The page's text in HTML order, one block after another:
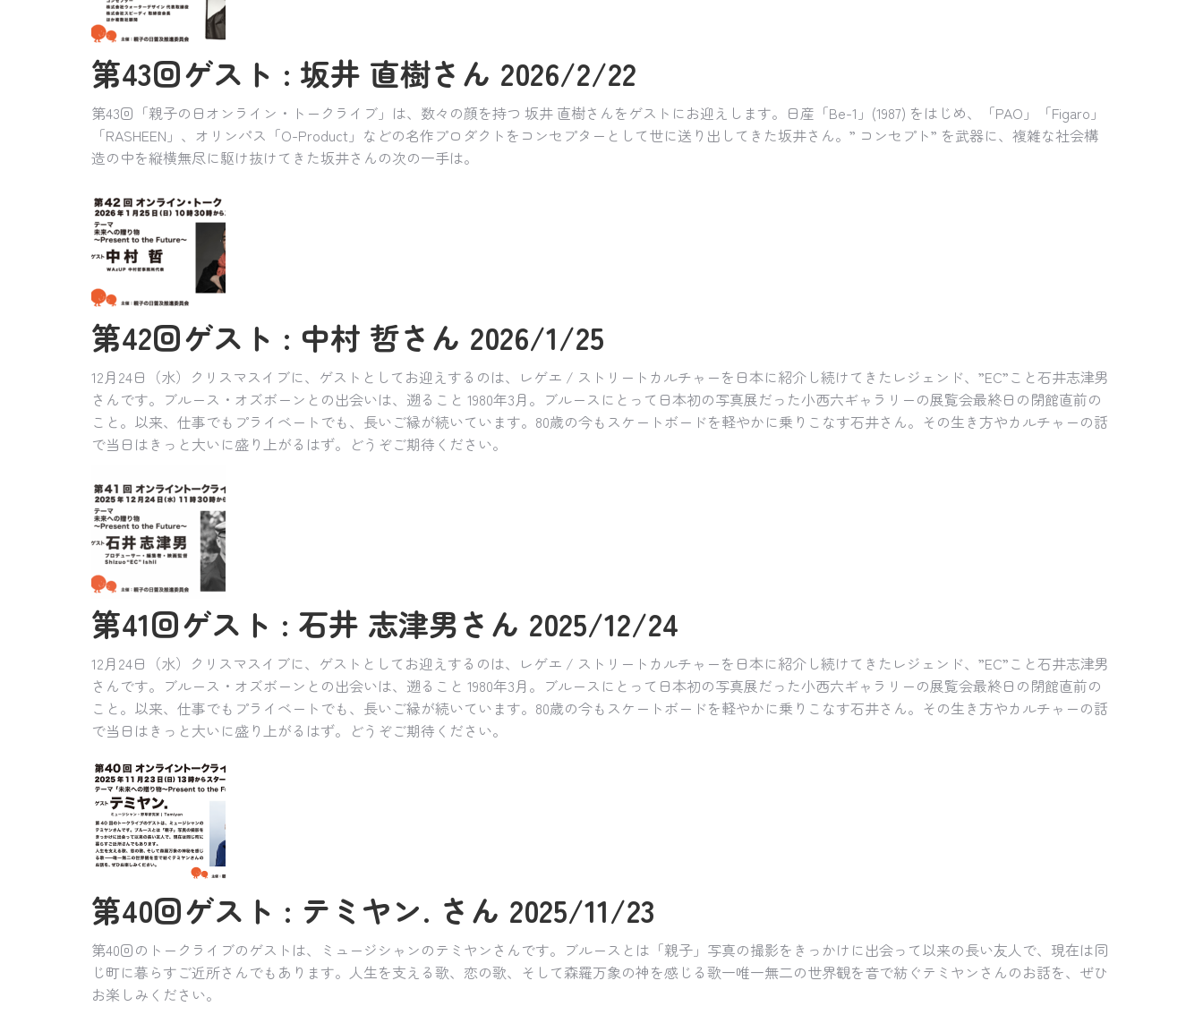
第43回ゲスト : 坂井 直樹さん 2026/2/22
第43回「親子の日オンライン・トークライブ」は、数々の顔を持つ 坂井 直樹さんをゲストにお迎えします。日産「Be-1」(1987) をはじめ、「PAO」「Figaro」
「RASHEEN」、オリンパス「O-Product」などの名作プロダクトをコンセプターとして世に送り出してきた坂井さん。” コンセプト” を武器に、複雑な社会構
造の中を縦横無尽に駆け抜けてきた坂井さんの次の一手は。
第42回ゲスト : 中村 哲さん 2026/1/25
12月24日（水）クリスマスイブに、ゲストとしてお迎えするのは、レゲエ / ストリートカルチャーを日本に紹介し続けてきたレジェンド、”EC”こと石井志津男
さんです。ブルース・オズボーンとの出会いは、遡ること 1980年3月。ブルースにとって日本初の写真展だった小西六ギャラリーの展覧会最終日の閉館直前の
こと。以来、仕事でもプライベートでも、長いご縁が続いています。80歳の今もスケートボードを軽やかに乗りこなす石井さん。その生き方やカルチャーの話
で当日はきっと大いに盛り上がるはず。どうぞご期待ください。
第41回ゲスト : 石井 志津男さん 2025/12/24
12月24日（水）クリスマスイブに、ゲストとしてお迎えするのは、レゲエ / ストリートカルチャーを日本に紹介し続けてきたレジェンド、”EC”こと石井志津男
さんです。ブルース・オズボーンとの出会いは、遡ること 1980年3月。ブルースにとって日本初の写真展だった小西六ギャラリーの展覧会最終日の閉館直前の
こと。以来、仕事でもプライベートでも、長いご縁が続いています。80歳の今もスケートボードを軽やかに乗りこなす石井さん。その生き方やカルチャーの話
で当日はきっと大いに盛り上がるはず。どうぞご期待ください。
第40回ゲスト : テミヤン. さん 2025/11/23
第40回のトークライブのゲストは、ミュージシャンのテミヤンさんです。ブルースとは「親子」写真の撮影をきっかけに出会って以来の長い友人で、現在は同
じ町に暮らすご近所さんでもあります。人生を支える歌、恋の歌、そして森羅万象の神を感じる歌一唯一無二の世界観を音で紡ぐテミヤンさんのお話を、ぜひ
お楽しみください。